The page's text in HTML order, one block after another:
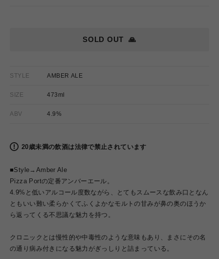
🙏
SOLD OUT
STYLE AMBER ALE
SIZE 473ml
ABV 4.9%
20歳未満の飲酒は法律で禁止されています
■Style→Amber Ale
Pizza Portの定番アンバーエール。
4.9%と低いアルコール度数ながら、とてもスムースな飲み口となん
ともいい難い柔らかくてふくよかなモルトの甘みが鼻の奥のほうか
ら返ってくる不思議な魅力を持つ。
クロニックとは慢性的や中毒性のような意味もあり、まさにその名
の通り病み付きになる魅力がぎっしりと詰まっている。